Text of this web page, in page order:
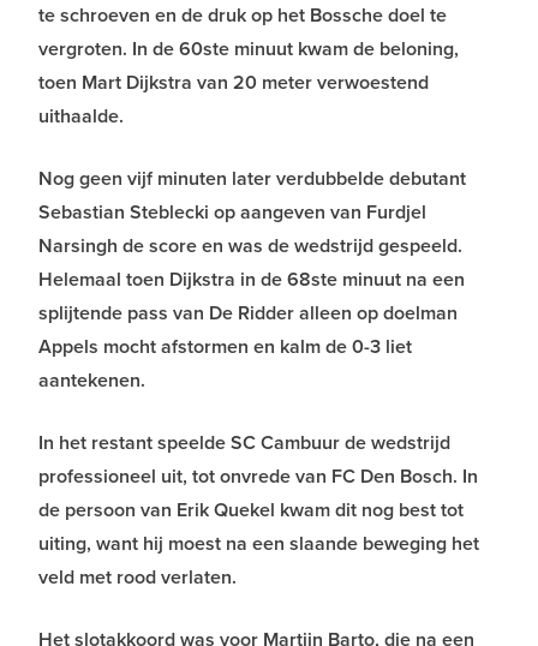
te schroeven en de druk op het Bossche doel te
vergroten. In de 60ste minuut kwam de beloning,
toen Mart Dijkstra van 20 meter verwoestend
uithaalde.
Nog geen vijf minuten later verdubbelde debutant
Sebastian Steblecki op aangeven van Furdjel
Narsingh de score en was de wedstrijd gespeeld.
Helemaal toen Dijkstra in de 68ste minuut na een
splijtende pass van De Ridder alleen op doelman
Appels mocht afstormen en kalm de 0-3 liet
aantekenen.
In het restant speelde SC Cambuur de wedstrijd
professioneel uit, tot onvrede van FC Den Bosch. In
de persoon van Erik Quekel kwam dit nog best tot
uiting, want hij moest na een slaande beweging het
veld met rood verlaten.
Het slotakkoord was voor Martijn Barto, die na een